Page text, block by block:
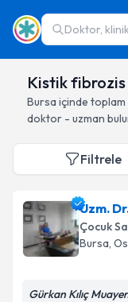
Doktor,
Kistik
Bursa içinde toplam
doktor - uzman
Filtrele
Uzm.
Çocuk
Bursa,
Gürkan Kılıç